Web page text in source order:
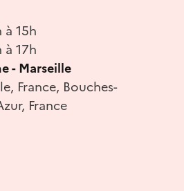
15h
17h
- Marseille
France, Bouches-
France